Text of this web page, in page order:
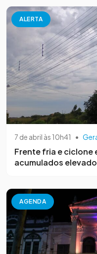
ALERTA
7 de abril às 10h41 •
Frente fria e ciclone
acumulados
AGENDA